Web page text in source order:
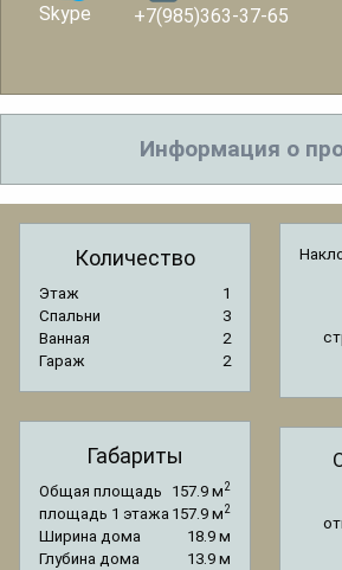
Skype +7(985)363-37-65
Информация о
Количество
Этаж
1
Спальни
3
Ванная
2
Гараж
2
Габариты
Общая площадь 157.9 м2
площадь 1 этажа 157.9 м2
Ширина дома
18.9 м
Глубина дома
13.9 м